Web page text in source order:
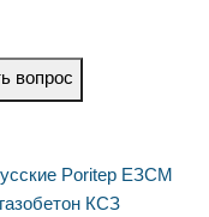
вопрос
Poritep ЕЗСМ
КСЗ